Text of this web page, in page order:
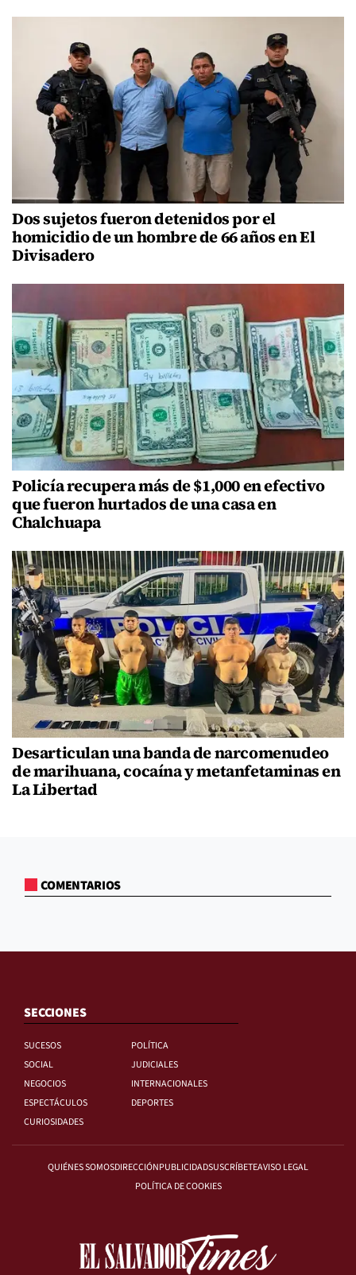
Dos sujetos fueron detenidos por el
homicidio de un hombre de 66 años en El
Divisadero
Policía recupera más de $1,000 en efectivo
que fueron hurtados de una casa en
Chalchuapa
Desarticulan una banda de narcomenudeo
de marihuana, cocaína y metanfetaminas en
La Libertad
COMENTARIOS
SECCIONES
SUCESOS
POLÍTICA
SOCIAL
JUDICIALES
NEGOCIOS
INTERNACIONALES
ESPECTÁCULOS
DEPORTES
CURIOSIDADES
QUIÉNES SOMOSDIRECCIÓNPUBLICIDADSUSCRÍBETEAVISO LEGAL
POLÍTICA DE COOKIES